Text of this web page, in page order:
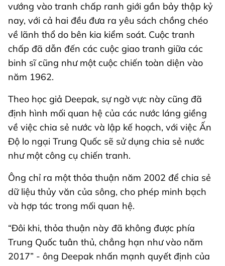
vướng vào tranh chấp ranh giới gần bảy thập kỷ
nay, với cả hai đều đưa ra yêu sách chồng chéo
về lãnh thổ do bên kia kiểm soát. Cuộc tranh
chấp đã dẫn đến các cuộc giao tranh giữa các
binh sĩ cũng như một cuộc chiến toàn diện vào
năm 1962.
Theo học giả Deepak, sự ngờ vực này cũng đã
định hình mối quan hệ của các nước láng giềng
về việc chia sẻ nước và lập kế hoạch, với việc Ấn
Độ lo ngại Trung Quốc sẽ sử dụng chia sẻ nước
như một công cụ chiến tranh.
Ông chỉ ra một thỏa thuận năm 2002 để chia sẻ
dữ liệu thủy văn của sông, cho phép minh bạch
và hợp tác trong mối quan hệ.
“Đôi khi, thỏa thuận này đã không được phía
Trung Quốc tuân thủ, chẳng hạn như vào năm
2017” - ông Deepak nhấn mạnh quyết định của